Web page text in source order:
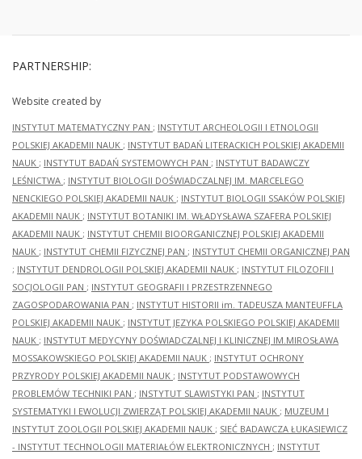
PARTNERSHIP:
Website created by
INSTYTUT MATEMATYCZNY PAN ; INSTYTUT ARCHEOLOGII I ETNOLOGII
POLSKIEJ AKADEMII NAUK ; INSTYTUT BADAŃ LITERACKICH POLSKIEJ AKADEMII
NAUK ; INSTYTUT BADAŃ SYSTEMOWYCH PAN ; INSTYTUT BADAWCZY
LEŚNICTWA ; INSTYTUT BIOLOGII DOŚWIADCZALNEJ IM. MARCELEGO
NENCKIEGO POLSKIEJ AKADEMII NAUK ; INSTYTUT BIOLOGII SSAKÓW POLSKIEJ
AKADEMII NAUK ; INSTYTUT BOTANIKI IM. WŁADYSŁAWA SZAFERA POLSKIEJ
AKADEMII NAUK ; INSTYTUT CHEMII BIOORGANICZNEJ POLSKIEJ AKADEMII
NAUK ; INSTYTUT CHEMII FIZYCZNEJ PAN ; INSTYTUT CHEMII ORGANICZNEJ PAN
; INSTYTUT DENDROLOGII POLSKIEJ AKADEMII NAUK ; INSTYTUT FILOZOFII I
SOCJOLOGII PAN ; INSTYTUT GEOGRAFII I PRZESTRZENNEGO
ZAGOSPODAROWANIA PAN ; INSTYTUT HISTORII im. TADEUSZA MANTEUFFLA
POLSKIEJ AKADEMII NAUK ; INSTYTUT JĘZYKA POLSKIEGO POLSKIEJ AKADEMII
NAUK ; INSTYTUT MEDYCYNY DOŚWIADCZALNEJ I KLINICZNEJ IM.MIROSŁAWA
MOSSAKOWSKIEGO POLSKIEJ AKADEMII NAUK ; INSTYTUT OCHRONY
PRZYRODY POLSKIEJ AKADEMII NAUK ; INSTYTUT PODSTAWOWYCH
PROBLEMÓW TECHNIKI PAN ; INSTYTUT SLAWISTYKI PAN ; INSTYTUT
SYSTEMATYKI I EWOLUCJI ZWIERZĄT POLSKIEJ AKADEMII NAUK ; MUZEUM I
INSTYTUT ZOOLOGII POLSKIEJ AKADEMII NAUK ; SIEĆ BADAWCZA ŁUKASIEWICZ
- INSTYTUT TECHNOLOGII MATERIAŁÓW ELEKTRONICZNYCH ; INSTYTUT